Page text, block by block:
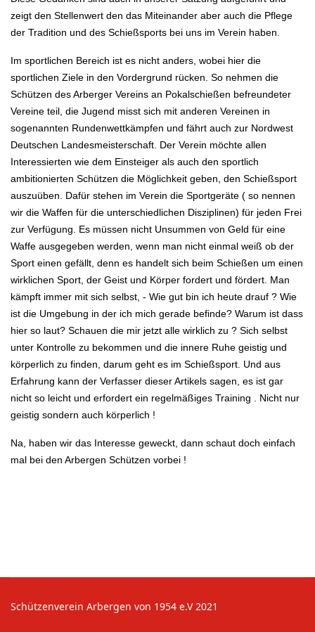
zeigt den Stellenwert den das Miteinander aber auch die Pflege
der Tradition und des Schießsports bei uns im Verein haben.
Im sportlichen Bereich ist es nicht anders, wobei hier die
sportlichen Ziele in den Vordergrund rücken. So nehmen die
Schützen des Arberger Vereins an Pokalschießen befreundeter
Vereine teil, die Jugend misst sich mit anderen Vereinen in
sogenannten Rundenwettkämpfen und fährt auch zur Nordwest
Deutschen Landesmeisterschaft. Der Verein möchte allen
Interessierten wie dem Einsteiger als auch den sportlich
ambitionierten Schützen die Möglichkeit geben, den Schießsport
auszuüben. Dafür stehen im Verein die Sportgeräte ( so nennen
wir die Waffen für die unterschiedlichen Disziplinen) für jeden Frei
zur Verfügung. Es müssen nicht Unsummen von Geld für eine
Waffe ausgegeben werden, wenn man nicht einmal weiß ob der
Sport einen gefällt, denn es handelt sich beim Schießen um einen
wirklichen Sport, der Geist und Körper fordert und fördert. Man
kämpft immer mit sich selbst, - Wie gut bin ich heute drauf ? Wie
ist die Umgebung in der ich mich gerade befinde? Warum ist dass
hier so laut? Schauen die mir jetzt alle wirklich zu ? Sich selbst
unter Kontrolle zu bekommen und die innere Ruhe geistig und
körperlich zu finden, darum geht es im Schießsport. Und aus
Erfahrung kann der Verfasser dieser Artikels sagen, es ist gar
nicht so leicht und erfordert ein regelmäßiges Training . Nicht nur
geistig sondern auch körperlich !
Na, haben wir das Interesse geweckt, dann schaut doch einfach
mal bei den Arbergen Schützen vorbei !
Schützenverein Arbergen von 1954 e.V 2021